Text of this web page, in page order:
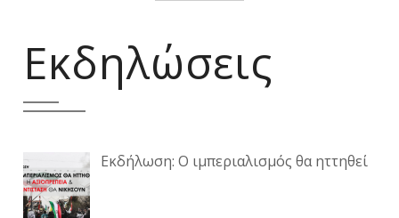
Εκδηλώσεις
Εκδήλωση: Ο ιμπεριαλισμός θα ηττηθεί